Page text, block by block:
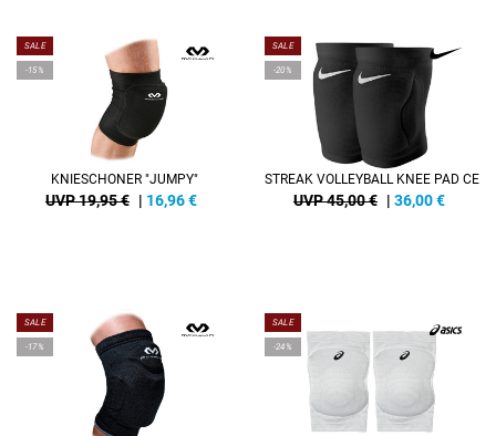
SALE
-15%
KNIESCHONER "JUMPY"
UVP 19,95 € | 16,96€
SALE
-20%
STREAK VOLLEYBALL KNEE PAD CE
UVP 45,00 € | 36,00€
SALE
-17%
SALE
-24%